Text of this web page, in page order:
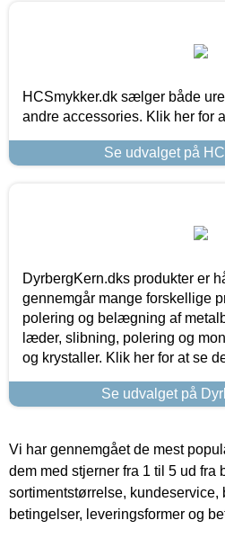
HCSmykker.dk sælger både
andre accessories. Klik her for
Se udvalget på
DyrbergKern.dks produkter er
gennemgår mange forskellige
polering og belægning af
læder, slibning, polering og
og krystaller. Klik her for at se
Se udvalget på
Vi har gennemgået de mest
dem med stjerner fra 1 til 5 ud fra
sortimentstørrelse, kundeservice,
betingelser, leveringsformer og